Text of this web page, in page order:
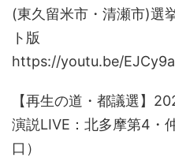
(東久留米市・清瀬市)選
ト版
https://youtu.be/
【再生の道・都議選】
演説LIVE：北多摩第4・
口）